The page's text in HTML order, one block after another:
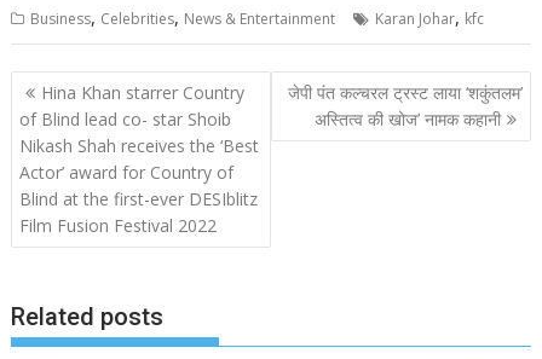
Business, Celebrities, News & Entertainment Karan Johar, kfc
Post
navigation
Hina Khan starrer Country
of Blind lead co- star Shoib
Nikash Shah receives the ‘Best
Actor’ award for Country of
Blind at the first-ever DESIblitz
Film Fusion Festival 2022
जेपी पंत कल्चरल ट्रस्ट लाया ‘शकुंतलम’
अस्तित्व की खोज’ नामक कहानी
Related posts